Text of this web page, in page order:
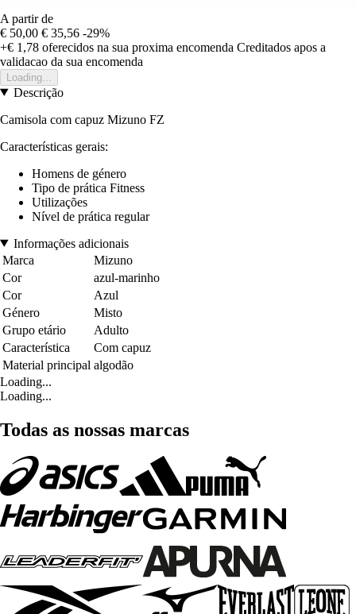
A partir de
€ 50,00 € 35,56 -29%
+€ 1,78 oferecidos na sua proxima encomenda Creditados apos a
validacao da sua encomenda
Loading...
Descrição
Camisola com capuz Mizuno FZ
Características gerais:
Homens de género
Tipo de prática Fitness
Utilizações
Nível de prática regular
Informações adicionais
Marca
Mizuno
Cor
azul-marinho
Cor
Azul
Género
Misto
Grupo etário
Adulto
Característica
Com capuz
Material principal algodão
Loading...
Loading...
Todas as nossas marcas